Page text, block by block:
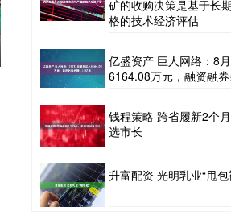
矿的收购决策是基于长
格的技术经济评估
亿盛资产 巨人网络：8
6164.08万元，融资融
钱程策略 跨省履新2个
选市长
升富配资 光明乳业“甩包